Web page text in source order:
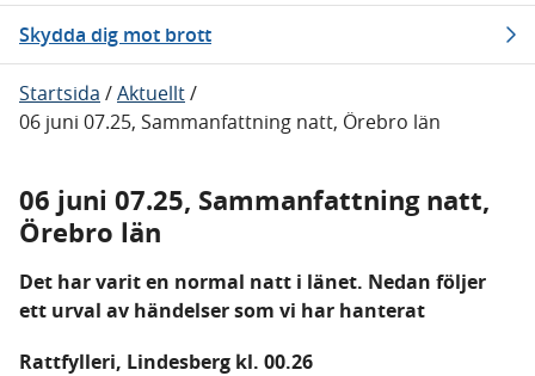
Skydda dig mot brott
Startsida /Aktuellt/
06 juni 07.25, Sammanfattning natt, Örebro län
06 juni 07.25, Sammanfattning natt,
Örebro län
Det har varit en normal natt i länet. Nedan följer
ett urval av händelser som vi har hanterat
Rattfylleri, Lindesberg kl. 00.26